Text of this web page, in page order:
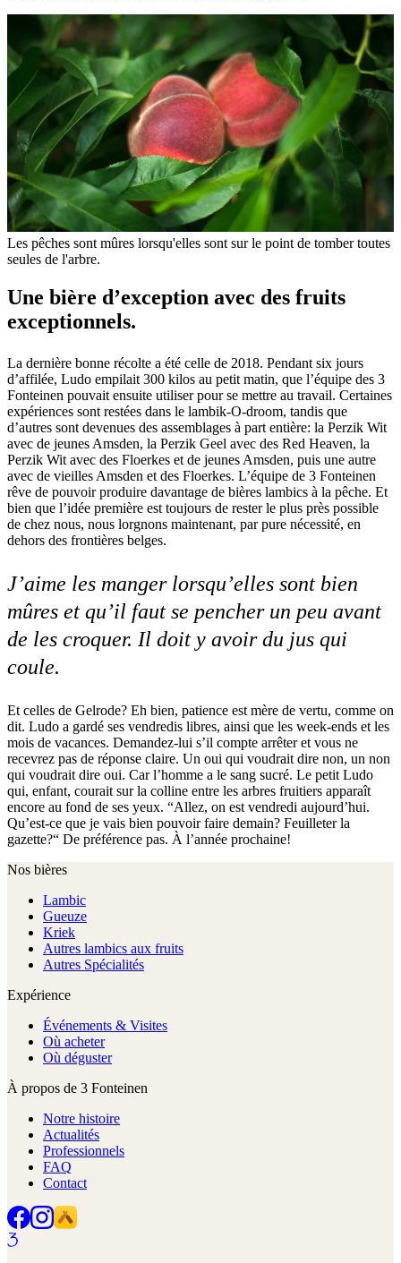
Les pêches sont mûres lorsqu'elles sont sur le point de tomber toutes
seules de l'arbre.
Une bière d’exception avec des fruits
exceptionnels.
La dernière bonne récolte a été celle de 2018. Pendant six jours
d’affilée, Ludo empilait 300 kilos au petit matin, que l’équipe des 3
Fonteinen pouvait ensuite utiliser pour se mettre au travail. Certaines
expériences sont restées dans le lambik-O-droom, tandis que
d’autres sont devenues des assemblages à part entière: la Perzik Wit
avec de jeunes Amsden, la Perzik Geel avec des Red Heaven, la
Perzik Wit avec des Floerkes et de jeunes Amsden, puis une autre
avec de vieilles Amsden et des Floerkes. L’équipe de 3 Fonteinen
rêve de pouvoir produire davantage de bières lambics à la pêche. Et
bien que l’idée première est toujours de rester le plus près possible
de chez nous, nous lorgnons maintenant, par pure nécessité, en
dehors des frontières belges.
J’aime les manger lorsqu’elles sont bien
mûres et qu’il faut se pencher un peu avant
de les croquer. Il doit y avoir du jus qui
coule.
Et celles de Gelrode? Eh bien, patience est mère de vertu, comme on
dit. Ludo a gardé ses vendredis libres, ainsi que les week-ends et les
mois de vacances. Demandez-lui s’il compte arrêter et vous ne
recevrez pas de réponse claire. Un oui qui voudrait dire non, un non
qui voudrait dire oui. Car l’homme a le sang sucré. Le petit Ludo
qui, enfant, courait sur la colline entre les arbres fruitiers apparaît
encore au fond de ses yeux. “Allez, on est vendredi aujourd’hui.
Qu’est-ce que je vais bien pouvoir faire demain? Feuilleter la
gazette?“ De préférence pas. À l’année prochaine!
Nos bières
Lambic
Gueuze
Kriek
Autres lambics aux fruits
Autres Spécialités
Expérience
Événements & Visites
Où acheter
Où déguster
À propos de 3 Fonteinen
Notre histoire
Actualités
Professionnels
FAQ
Contact